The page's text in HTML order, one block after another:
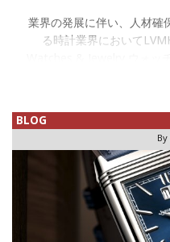
業界の発展に伴い、人材確
る時計業界において
デミーとは言っても学費
BLOG
By